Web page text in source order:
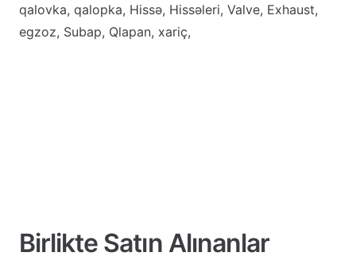
qalovka, qalopka, Hissə, Hissəleri, Valve, Exhaust,
egzoz, Subap, Qlapan, xariç,
Birlikte Satın Alınanlar